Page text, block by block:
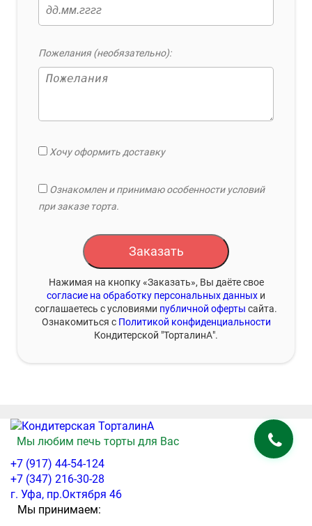
Пожелания (необязательно):
Хочу оформить доставку
Ознакомлен и принимаю особенности условий
при заказе торта.
Заказать
Нажимая на кнопку «Заказать», Вы даёте свое
согласие на обработку персональных данных и
соглашаетесь с условиями публичной оферты сайта.
Ознакомиться с Политикой конфиденциальности
Кондитерской "ТорталинА".
Мы любим печь торты для Вас
+7 (917) 44-54-124
+7 (347) 216-30-28
г. Уфа, пр.Октября 46
Мы принимаем: